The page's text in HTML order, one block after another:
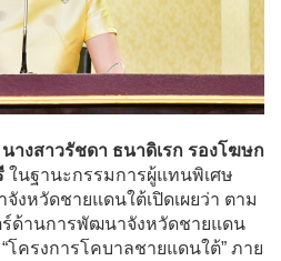
างสาวรัชดา ธนาดิเรก รองโฆษก
ในฐานะกรรมการผู้แทนพิเศษ
งหวัดชายแดนใต้เปิดเผยว่า ตาม
ด้านการพัฒนาจังหวัดชายแดน
โครงการโคบาลชายแดนใต้” ภาย